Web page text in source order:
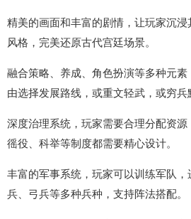
精美的画面和丰富的剧情，让玩家沉
风格，完美还原古代宫廷场景。
融合策略、养成、角色扮演等多种元
由选择发展路线，或重文轻武，或穷兵
深度治理系统，玩家需要合理分配资源
徭役、科举等制度都需要精心设计。
丰富的军事系统，玩家可以训练军队
兵、弓兵等多种兵种，支持阵法搭配。